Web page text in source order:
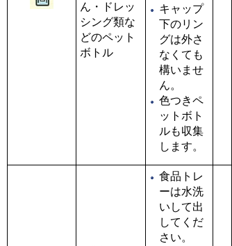
ん・ドレッ
シング類な
どのペット
ボトル
キャップ
下のリン
グは外さ
なくても
構いませ
ん。
色つきペ
ットボト
ルも収集
します。
食品トレ
ーは水洗
いして出
してくだ
さい。